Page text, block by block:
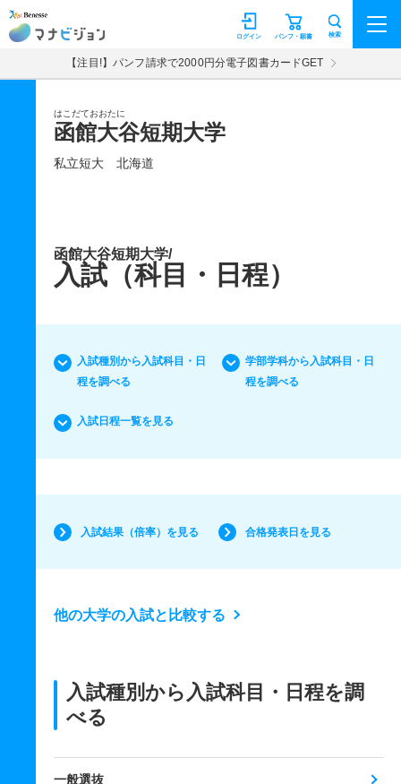
マナビジョン パンフ・願書
ログイン 検索
【注目!】パンフ請求で2000円分電子図書カードGET
はこだておおたに
函館大谷短期大学
私立短大 北海道
函館大谷短期大学/
入試（科目・日程）
入試種別から入試科目・日
程を調べる
学部学科から入試科目・日
程を調べる
入試日程一覧を見る
入試結果（倍率）を見る 合格発表日を見る
他の大学の入試と比較する
入試種別から入試科目・日程を調
べる
一般選抜